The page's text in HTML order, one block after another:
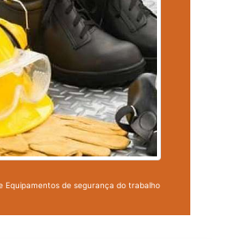
Equipamentos de segurança do trabalho